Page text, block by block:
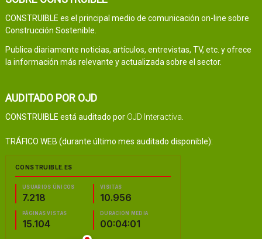
CONSTRUIBLE es el principal medio de comunicación on-line sobre
Construcción Sostenible.
Publica diariamente noticias, artículos, entrevistas, TV, etc. y ofrece
la información más relevante y actualizada sobre el sector.
AUDITADO POR OJD
CONSTRUIBLE está auditado por OJD Interactiva.
TRÁFICO WEB (durante último mes auditado disponible):